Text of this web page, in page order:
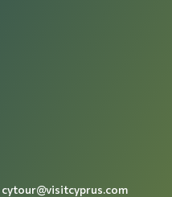
cytour@visitcyprus.com